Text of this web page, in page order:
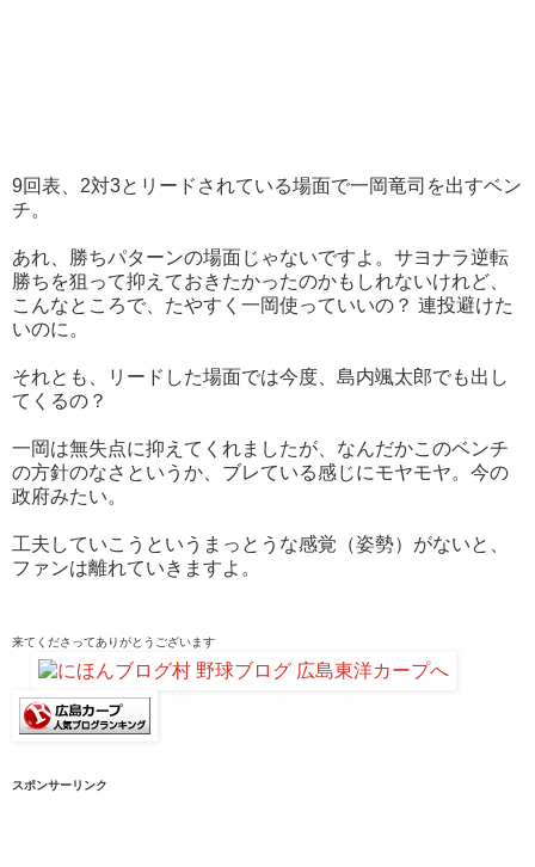
9回表、2対3とリードされている場面で一岡竜司を出すベン
チ。
あれ、勝ちパターンの場面じゃないですよ。サヨナラ逆転
勝ちを狙って抑えておきたかったのかもしれないけれど、
こんなところで、たやすく一岡使っていいの？ 連投避けた
いのに。
それとも、リードした場面では今度、島内颯太郎でも出し
てくるの？
一岡は無失点に抑えてくれましたが、なんだかこのベンチ
の方針のなさというか、ブレている感じにモヤモヤ。今の
政府みたい。
工夫していこうというまっとうな感覚（姿勢）がないと、
ファンは離れていきますよ。
来てくださってありがとうございます
スポンサーリンク